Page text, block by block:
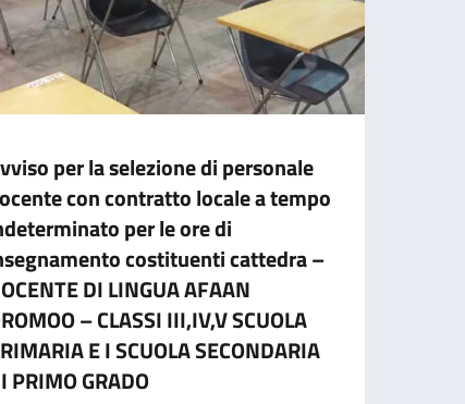
dal 3 agosto
per la selezione di personale
con contratto locale a tempo
per le ore di
costituenti cattedra –
DI LINGUA AFAAN
– CLASSI III,IV,V SCUOLA
E I SCUOLA SECONDARIA
PRIMO GRADO